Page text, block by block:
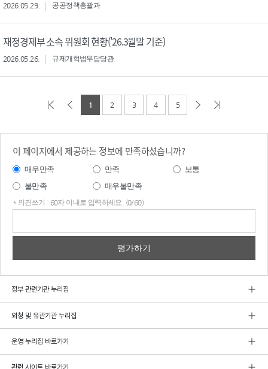
2026.05.29. 공공정책총괄과
재정경제부 소속 위원회 현황('26.3월말 기준)
2026.05.26. 규제개혁법무담당관
1 2 3 4 5
이 페이지에서 제공하는 정보에 만족하셨습니까?
매우만족 만족
보통
불만족
매우불만족
* 의견쓰기 : 60자 이내로 입력하세요. (0/60)
정부 관련기관 누리집
외청 및 유관기관 누리집
운영 누리집 바로가기
관련 사이트 바로가기